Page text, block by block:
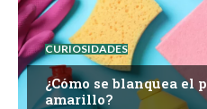
CURIOSIDADES
¿Cómo se blanquea el
amarillo?